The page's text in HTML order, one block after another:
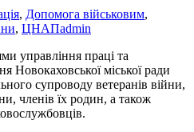
, Допомога військовим,
, ЦНАПadmin
управління праці та
Новокаховської міської ради
супроводу ветеранів війни,
членів їх родин, а також